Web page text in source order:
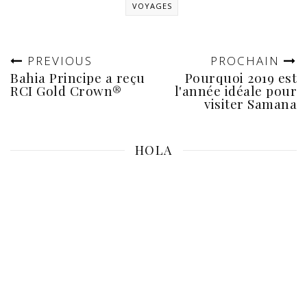
VOYAGES
PREVIOUS
Bahia Principe a reçu
RCI Gold Crown®
PROCHAIN
Pourquoi 2019 est
l'année idéale pour
visiter Samana
HOLA